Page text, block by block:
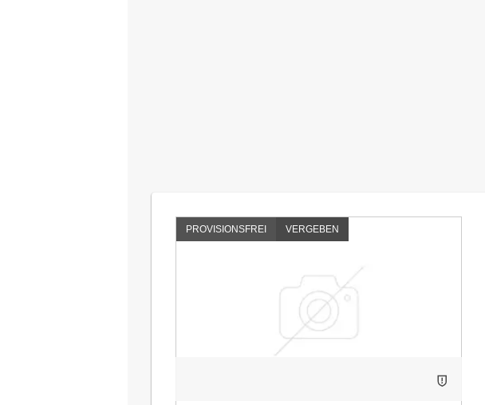
PROVISIONSFREI VERGEBEN